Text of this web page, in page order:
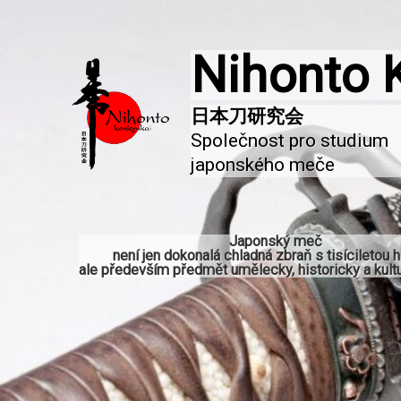
Nihonto
Společnost pro studium
japonského meče
Japonský meč
není jen dokonalá chladná zbraň s tisíciletou
ale především předmět umělecky, historicky a